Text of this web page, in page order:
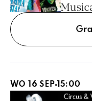
Circus &
WO 16 SEP 15:00